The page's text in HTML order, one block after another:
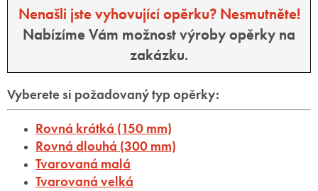
Nenašli jste vyhovující opěrku? Nesmutněte!
Nabízíme Vám možnost výroby opěrky na
zakázku.
Vyberete si požadovaný typ opěrky:
Rovná krátká (150 mm)
Rovná dlouhá (300 mm)
Tvarovaná malá
Tvarovaná velká